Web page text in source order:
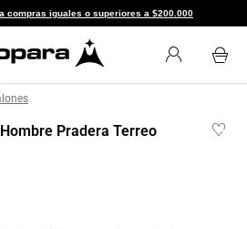
compras iguales o superiores a $200.000
Pradera Terreo